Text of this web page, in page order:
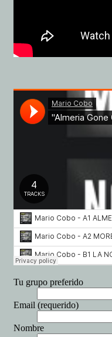
Tu grupo preferido
Email (requerido)
Nombre